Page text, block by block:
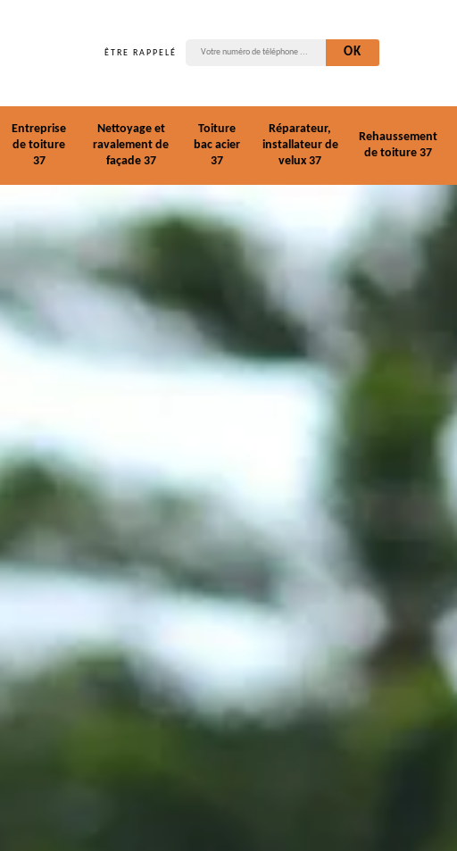
ÊTRE RAPPELÉ
Entreprise
de toiture
37
Nettoyage et
ravalement de
façade 37
Toiture
bac acier
37
Réparateur,
installateur de
velux 37
Rehaussement
de toiture 37